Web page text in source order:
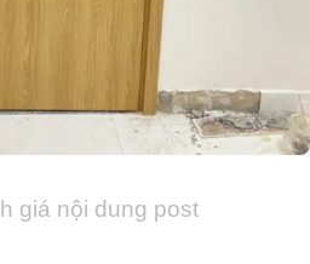
giá nội dung post